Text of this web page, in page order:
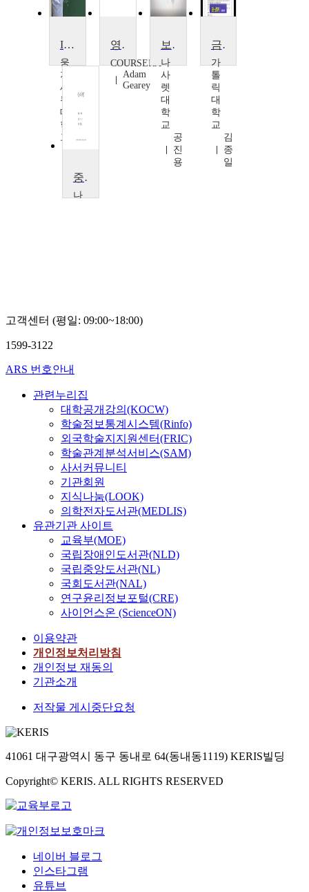
IFRS회계원리
웅
지
세
무
대
학
교
엽
영국관습법
COURSERA
Adam
Gearey
보건의료관계법규
나
사
렛
대
학
교
공
진
용
금융상품회계
가
톨
릭
대
학
교
김
종
일
중급회계연습
나
고객센터 (평일: 09:00~18:00)
1599-3122
ARS 번호안내
관련누리집
대학공개강의(KOCW)
학술정보통계시스템(Rinfo)
외국학술지지원센터(FRIC)
학술관계분석서비스(SAM)
사서커뮤니티
기관회원
지식나눔(LOOK)
의학전자도서관(MEDLIS)
유관기관 사이트
교육부(MOE)
국립장애인도서관(NLD)
국립중앙도서관(NL)
국회도서관(NAL)
연구윤리정보포털(CRE)
사이언스온 (ScienceON)
이용약관
개인정보처리방침
개인정보 재동의
기관소개
저작물 게시중단요청
41061 대구광역시 동구 동내로 64(동내동1119) KERIS빌딩
Copyright© KERIS. ALL RIGHTS RESERVED
네이버 블로그
인스타그램
유튜브